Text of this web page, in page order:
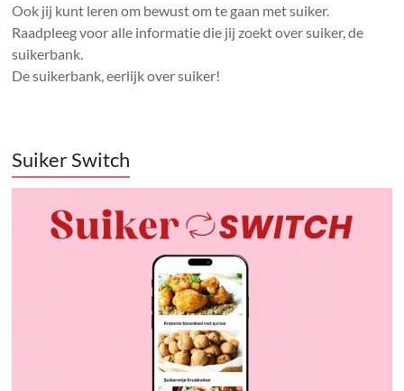
Ook jij kunt leren om bewust om te gaan met suiker.
Raadpleeg voor alle informatie die jij zoekt over suiker, de
suikerbank.
De suikerbank, eerlijk over suiker!
Suiker Switch